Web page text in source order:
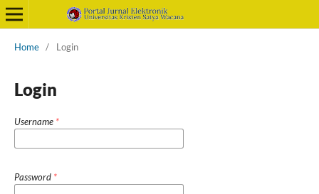
Home / Login
Login
Username *
Password *